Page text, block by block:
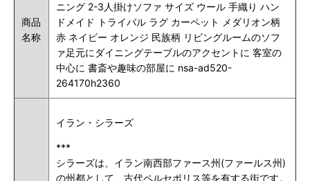
商品
名称
ニング 2-3人掛けソファ サイズ ウール 手織り ハン
ドメイド トライバル ラグ カーペット メダリオン柄
赤 ネイビー オレンジ 民族柄 リビングルームのソフ
ァ足元にダイニングテーブルのアクセントに 客室の
中心に 書斎や趣味の部屋に nsa-ad520-
264170h2360
イラン・シラーズ
***
シラーズは、イラン南西部ファース州(ファールス州)
の州都として、古代ペルセポリス等を有する街です。